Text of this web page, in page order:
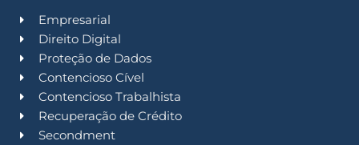
Empresarial
Direito Digital
Proteção de Dados
Contencioso Cível
Contencioso Trabalhista
Recuperação de Crédito
Secondment